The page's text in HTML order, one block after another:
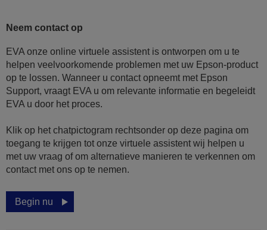
Neem contact op
EVA onze online virtuele assistent is ontworpen om u te
helpen veelvoorkomende problemen met uw Epson-product
op te lossen. Wanneer u contact opneemt met Epson
Support, vraagt EVA u om relevante informatie en begeleidt
EVA u door het proces.
Klik op het chatpictogram rechtsonder op deze pagina om
toegang te krijgen tot onze virtuele assistent wij helpen u
met uw vraag of om alternatieve manieren te verkennen om
contact met ons op te nemen.
Begin nu